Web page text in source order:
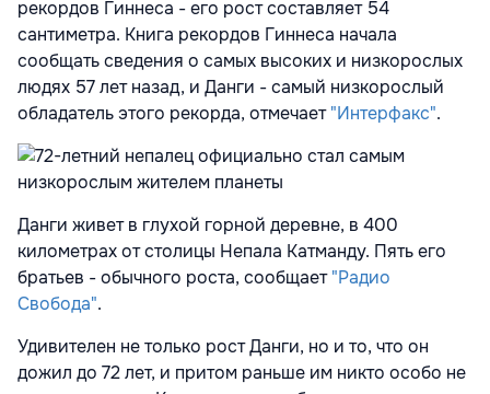
рекордов Гиннеса - его рост составляет 54
сантиметра. Книга рекордов Гиннеса начала
сообщать сведения о самых высоких и низкорослых
людях 57 лет назад, и Данги - самый низкорослый
обладатель этого рекорда, отмечает "Интерфакс".
Данги живет в глухой горной деревне, в 400
километрах от столицы Непала Катманду. Пять его
братьев - обычного роста, сообщает"Радио
Свобода".
Удивителен не только рост Данги, но и то, что он
дожил до 72 лет, и притом раньше им никто особо не